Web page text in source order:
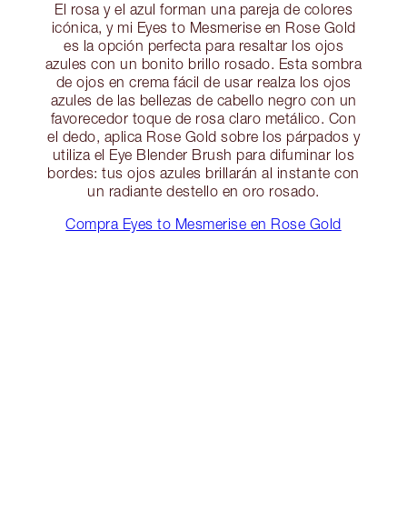
El rosa y el azul forman una pareja de colores
icónica, y mi Eyes to Mesmerise en Rose Gold
es la opción perfecta para resaltar los ojos
azules con un bonito brillo rosado. Esta sombra
de ojos en crema fácil de usar realza los ojos
azules de las bellezas de cabello negro con un
favorecedor toque de rosa claro metálico. Con
el dedo, aplica Rose Gold sobre los párpados y
utiliza el Eye Blender Brush para difuminar los
bordes: tus ojos azules brillarán al instante con
un radiante destello en oro rosado.
Compra Eyes to Mesmerise en Rose Gold